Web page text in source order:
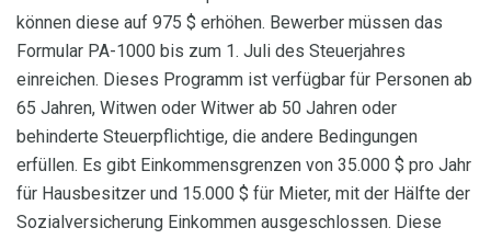
können diese auf 975 $ erhöhen. Bewerber müssen das
Formular PA-1000 bis zum 1. Juli des Steuerjahres
einreichen. Dieses Programm ist verfügbar für Personen ab
65 Jahren, Witwen oder Witwer ab 50 Jahren oder
behinderte Steuerpflichtige, die andere Bedingungen
erfüllen. Es gibt Einkommensgrenzen von 35.000 $ pro Jahr
für Hausbesitzer und 15.000 $ für Mieter, mit der Hälfte der
Sozialversicherung Einkommen ausgeschlossen. Diese